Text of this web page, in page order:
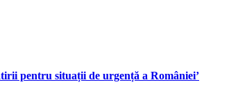
pentru situații de urgență a României’